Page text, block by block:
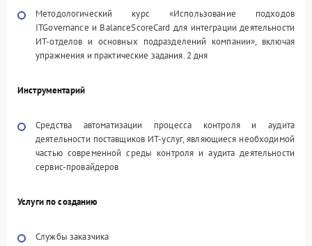
Методологический курс «Использование подходов
ITGovernance и BalanceScoreCard для интеграции деятельности
ИТ-отделов и основных подразделений компании», включая
упражнения и практические задания. 2 дня
Инструментарий
Средства автоматизации процесса контроля и аудита
деятельности поставщиков ИТ-услуг, являющиеся необходимой
частью современной среды контроля и аудита деятельности
сервис-провайдеров
Услуги по созданию
Службы заказчика